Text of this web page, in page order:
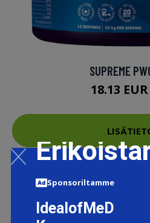
SUPREME
18.13
Sponsoriltamme
IdealofMeD